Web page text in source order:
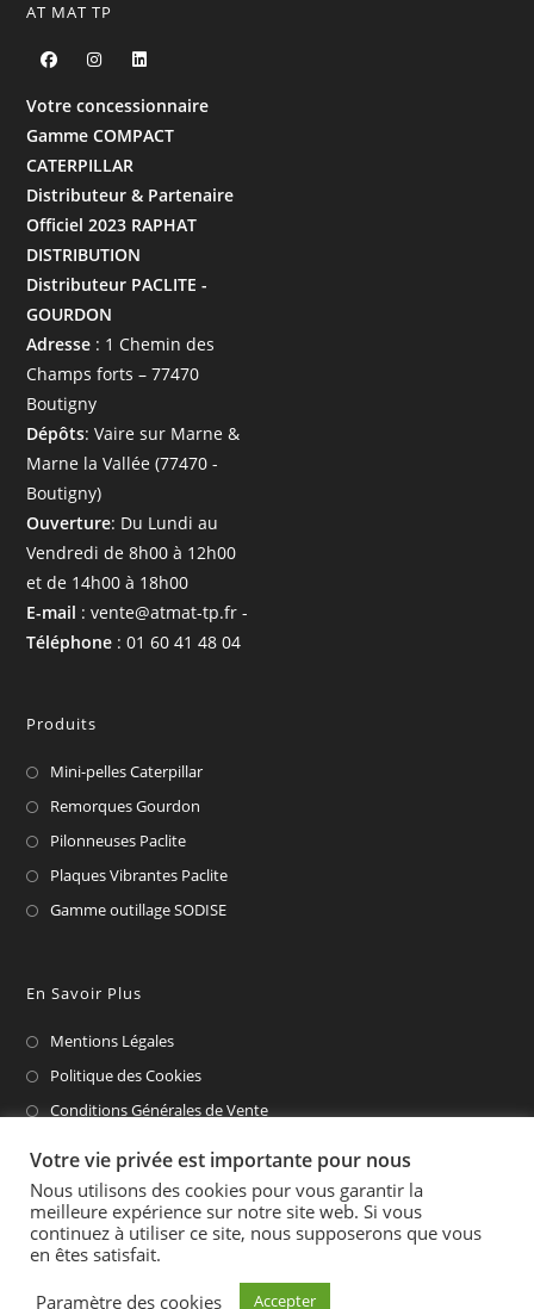
AT MAT TP
Votre concessionnaire
Gamme COMPACT
CATERPILLAR
Distributeur & Partenaire
Officiel 2023 RAPHAT
DISTRIBUTION
Distributeur PACLITE -
GOURDON
Adresse : 1 Chemin des
Champs forts – 77470
Boutigny
Dépôts: Vaire sur Marne &
Marne la Vallée (77470 -
Boutigny)
Ouverture: Du Lundi au
Vendredi de 8h00 à 12h00
et de 14h00 à 18h00
E-mail : vente@atmat-tp.fr -
Téléphone : 01 60 41 48 04
Produits
Mini-pelles Caterpillar
Remorques Gourdon
Pilonneuses Paclite
Plaques Vibrantes Paclite
Gamme outillage SODISE
En Savoir Plus
Mentions Légales
Politique des Cookies
Conditions Générales de Vente
Votre vie privée est importante pour nous
Nous utilisons des cookies pour vous garantir la
meilleure expérience sur notre site web. Si vous
continuez à utiliser ce site, nous supposerons que vous
en êtes satisfait.
Paramètre des cookies
Accepter